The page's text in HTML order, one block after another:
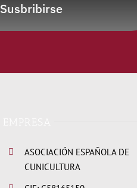
Susbribirse
ASOCIACIÓN ESPAÑOLA DE
CUNICULTURA